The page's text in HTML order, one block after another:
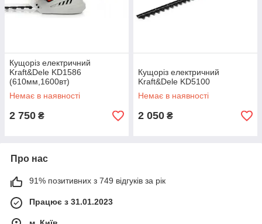
Кущоріз електричний
Kraft&Dele KD1586
(610мм,1600вт)
Немає в наявності
2 750 ₴
Кущоріз електричний
Kraft&Dele KD5100
Немає в наявності
2 050 ₴
Про нас
91% позитивних з 749 відгуків за рік
Працює з 31.01.2023